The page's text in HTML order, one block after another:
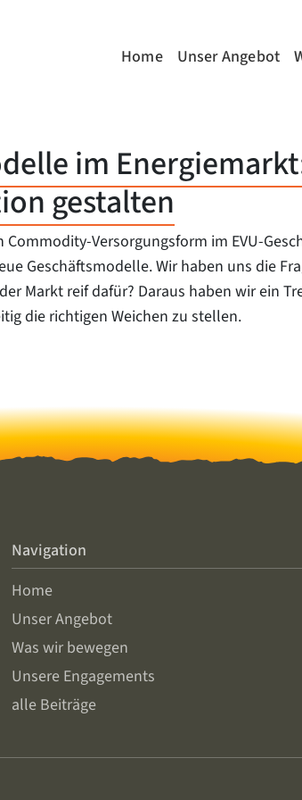
Home Unser Angebot
im
gestalten
Versorgungsform im EVU-
Geschäftsmodelle. Wir haben uns die
Markt reif dafür? Daraus haben wir ein
die richtigen Weichen zu stellen.
Navigation
Home
Unser Angebot
Was wir bewegen
Unsere Engagements
alle Beiträge